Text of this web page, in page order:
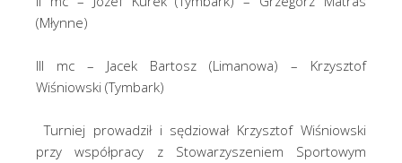
(Młynne)
III mc – Jacek Bartosz (Limanowa) – Krzysztof
Wiśniowski (Tymbark)
Turniej prowadził i sędziował Krzysztof Wiśniowski
przy współpracy z Stowarzyszeniem Sportowym